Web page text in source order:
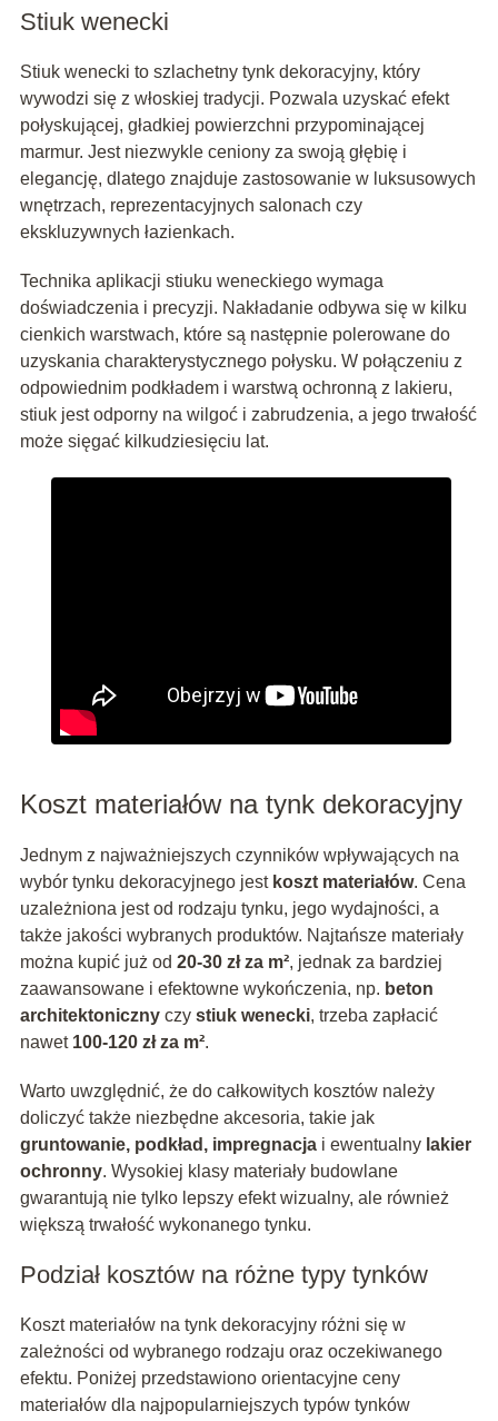
Stiuk wenecki
Stiuk wenecki to szlachetny tynk dekoracyjny, który
wywodzi się z włoskiej tradycji. Pozwala uzyskać efekt
połyskującej, gładkiej powierzchni przypominającej
marmur. Jest niezwykle ceniony za swoją głębię i
elegancję, dlatego znajduje zastosowanie w luksusowych
wnętrzach, reprezentacyjnych salonach czy
ekskluzywnych łazienkach.
Technika aplikacji stiuku weneckiego wymaga
doświadczenia i precyzji. Nakładanie odbywa się w kilku
cienkich warstwach, które są następnie polerowane do
uzyskania charakterystycznego połysku. W połączeniu z
odpowiednim podkładem i warstwą ochronną z lakieru,
stiuk jest odporny na wilgoć i zabrudzenia, a jego trwałość
może sięgać kilkudziesięciu lat.
Koszt materiałów na tynk dekoracyjny
Jednym z najważniejszych czynników wpływających na
wybór tynku dekoracyjnego jest koszt materiałów. Cena
uzależniona jest od rodzaju tynku, jego wydajności, a
także jakości wybranych produktów. Najtańsze materiały
można kupić już od 20-30 zł za m², jednak za bardziej
zaawansowane i efektowne wykończenia, np. beton
architektonicznyczy stiuk wenecki, trzeba zapłacić
nawet 100-120 zł za m².
Warto uwzględnić, że do całkowitych kosztów należy
doliczyć także niezbędne akcesoria, takie jak
gruntowanie, podkład, impregnacjai ewentualny lakier
ochronny. Wysokiej klasy materiały budowlane
gwarantują nie tylko lepszy efekt wizualny, ale również
większą trwałość wykonanego tynku.
Podział kosztów na różne typy tynków
Koszt materiałów na tynk dekoracyjny różni się w
zależności od wybranego rodzaju oraz oczekiwanego
efektu. Poniżej przedstawiono orientacyjne ceny
materiałów dla najpopularniejszych typów tynków